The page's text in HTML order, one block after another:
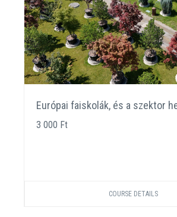
Európai faiskolák, és a szektor
3 000 Ft
COURSE DETAILS